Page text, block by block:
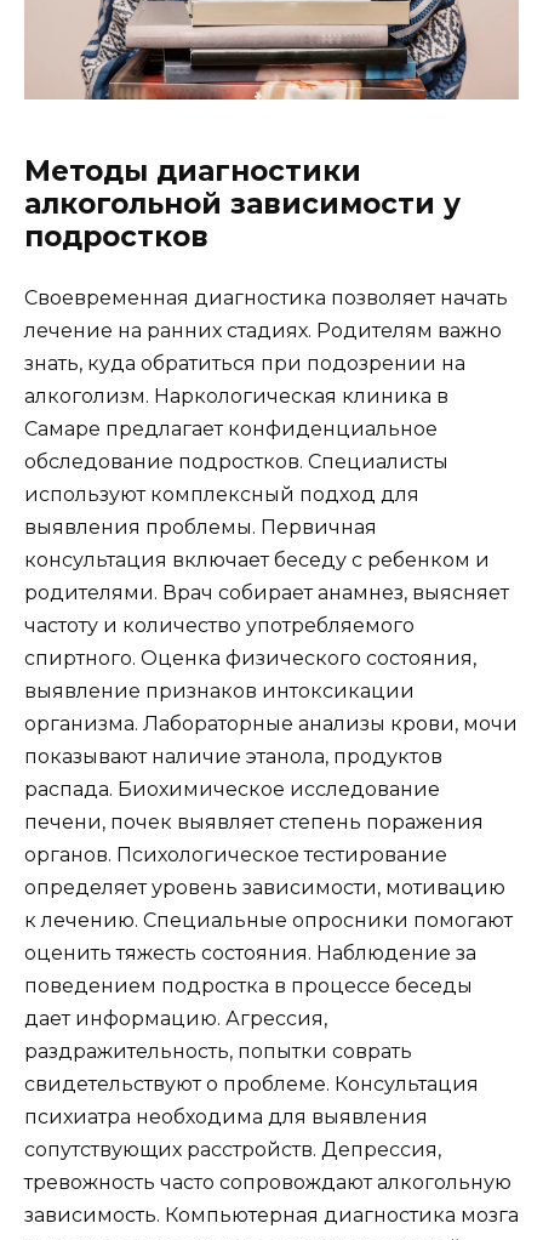
Методы диагностики
алкогольной зависимости у
подростков
Своевременная диагностика позволяет начать
лечение на ранних стадиях. Родителям важно
знать, куда обратиться при подозрении на
алкоголизм. Наркологическая клиника в
Самаре предлагает конфиденциальное
обследование подростков. Специалисты
используют комплексный подход для
выявления проблемы. Первичная
консультация включает беседу с ребенком и
родителями. Врач собирает анамнез, выясняет
частоту и количество употребляемого
спиртного. Оценка физического состояния,
выявление признаков интоксикации
организма. Лабораторные анализы крови, мочи
показывают наличие этанола, продуктов
распада. Биохимическое исследование
печени, почек выявляет степень поражения
органов. Психологическое тестирование
определяет уровень зависимости, мотивацию
к лечению. Специальные опросники помогают
оценить тяжесть состояния. Наблюдение за
поведением подростка в процессе беседы
дает информацию. Агрессия,
раздражительность, попытки соврать
свидетельствуют о проблеме. Консультация
психиатра необходима для выявления
сопутствующих расстройств. Депрессия,
тревожность часто сопровождают алкогольную
зависимость. Компьютерная диагностика мозга